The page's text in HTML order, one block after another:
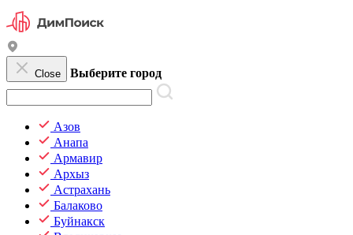
Close Выберите город
Азов
Анапа
Армавир
Архыз
Астрахань
Балаково
Буйнакск